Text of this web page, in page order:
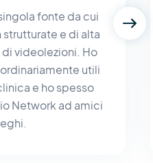
fonte da cui
e di alta
videolezioni. Ho
utili
e ho spesso
Network ad amici